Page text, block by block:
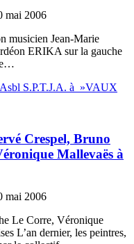
mai 2006
musicien Jean-Marie
ERIKA sur la gauche
S.P.T.J.A. à »VAUX
Crespel, Bruno
Mallevaës à
mai 2006
Le Corre, Véronique
L’an dernier, les peintres,